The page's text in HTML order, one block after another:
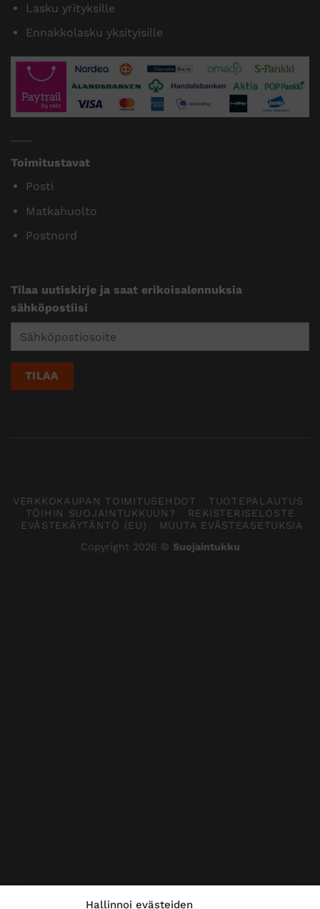
Hallinnoi evästeiden
Lasku yrityksille
Ennakkolasku yksityisille
Toimitustavat
Posti
Matkahuolto
Postnord
Tilaa uutiskirje ja saat erikoisalennuksia
sähköpostiisi
VERKKOKAUPAN TOIMITUSEHDOT
TUOTEPALAUTUS
TÖIHIN SUOJAINTUKKUUN?
REKISTERISELOSTE
EVÄSTEKÄYTÄNTÖ (EU)
MUUTA EVÄSTEASETUKSIA
Copyright 2026 © Suojaintukku